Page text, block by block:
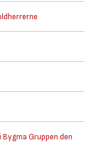
Gruppen den